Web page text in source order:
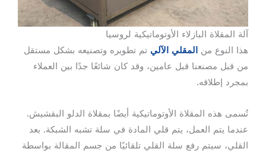
آلة المقلاة البازلاء الأوتوماتيكية لروسيا
هذا النوع من
المقلي الآلي تم تطويره وتصنيعه بشكل مستقل
من قبل مصنعنا قبل عامين، وقد كان شائعًا جدًا بين العملاء
بمجرد إطلاقه.
تُسمى هذه المقلاة الأوتوماتيكية أيضًا بمقلاة الدلو البقشيش.
عندما يتم العمل، يتم قلي المادة في سلة تشبه الشبكة. بعد
القلي، سيتم رفع سلة القلي تلقائيًا من جسم المقالة بواسطة